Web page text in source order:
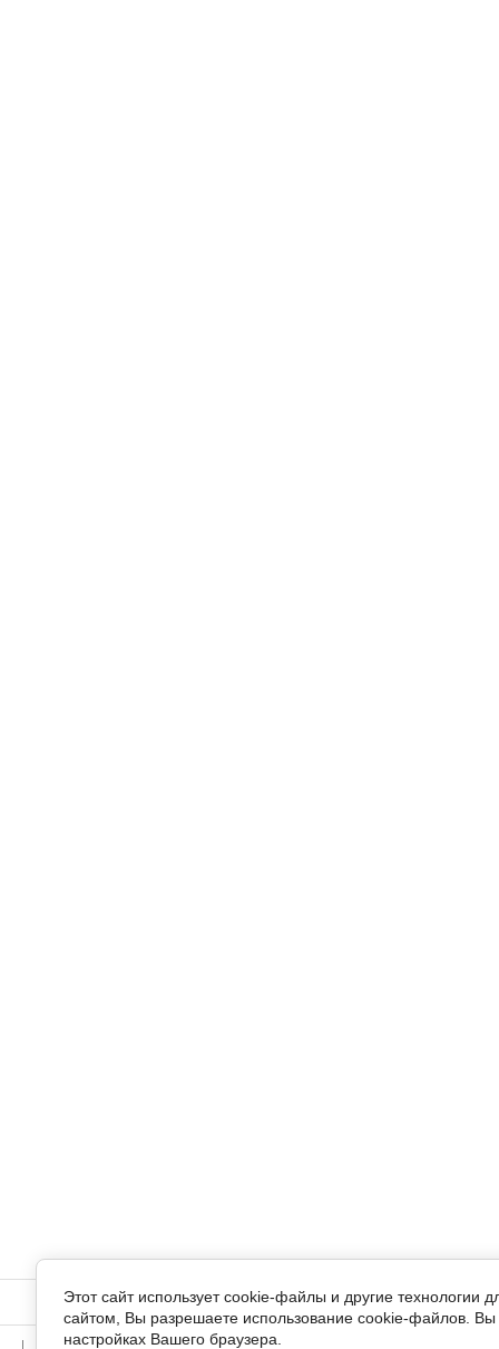
О фонде Реквизиты для помощи Отчеты Сохрани
Кототерапия Собаки и кошки Маленьких
Этот сайт использует cookie-файлы и другие технологии
сайтом, Вы разрешаете использование cookie-файлов.
настройках Вашего браузера.